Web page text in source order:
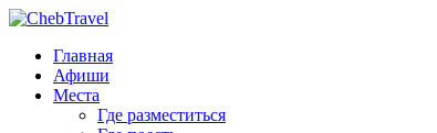
Главная
Афиши
Места
Где разместиться